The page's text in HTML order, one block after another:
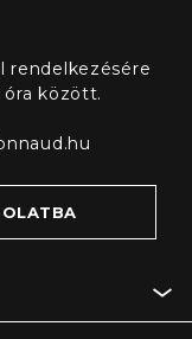
rendelkezésére
között.